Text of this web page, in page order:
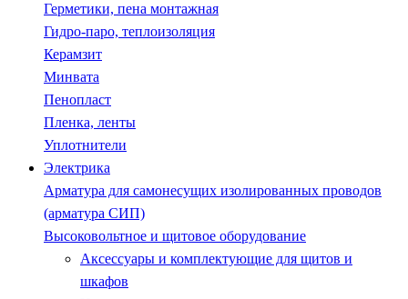
Герметики, пена монтажная
Гидро-паро, теплоизоляция
Керамзит
Минвата
Пенопласт
Пленка, ленты
Уплотнители
Электрика
Арматура для самонесущих изолированных проводов
(арматура СИП)
Высоковольтное и щитовое оборудование
Аксессуары и комплектующие для щитов и
шкафов